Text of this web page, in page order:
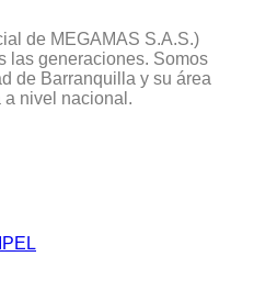
de MEGAMAS S.A.S.)
las generaciones. Somos
de Barranquilla y su área
a nivel nacional.